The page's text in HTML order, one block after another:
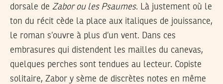
dorsale de Zabor ou les Psaumes. Là justement où le
ton du récit cède la place aux italiques de jouissance,
le roman s’ouvre à plus d’un vent. Dans ces
embrasures qui distendent les mailles du canevas,
quelques perches sont tendues au lecteur. Copiste
solitaire, Zabor y sème de discrètes notes en même